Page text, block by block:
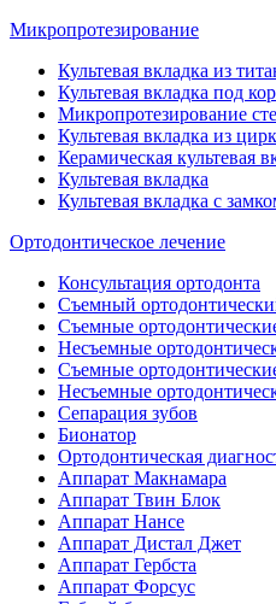
Микропротезирование
Культевая вкладка из
Культевая вкладка под
Микропротезирование
Культевая вкладка из
Керамическая культевая
Культевая вкладка
Культевая вкладка с
Ортодонтическое лечение
Консультация ортодонта
Съемный
Съемные
Несъемные
Съемные
Несъемные
Сепарация зубов
Бионатор
Ортодонтическая
Аппарат Макнамара
Аппарат Твин Блок
Аппарат Нансе
Аппарат Дистал Джет
Аппарат Гербста
Аппарат Форсус